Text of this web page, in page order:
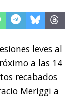
leves al
a las 14
recabados
Meriggi a